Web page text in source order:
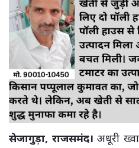
सेजागुड़ा, राजसमंद। अधूरी